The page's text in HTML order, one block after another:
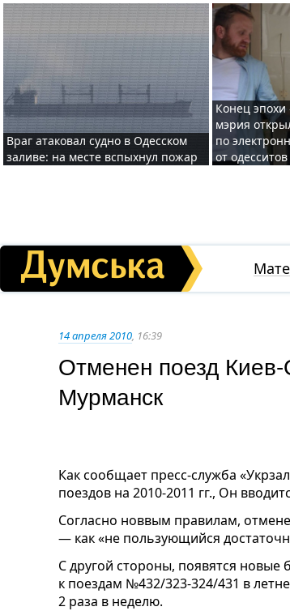
Враг атаковал судно в Одесском
заливе: на месте вспыхнул пожар
Конец эпохи
мэрия
по
от
14 апреля 2010, 16:39
Отменен поезд
Мурманск
Как сообщает пресс-служба
поездов на 2010-2011 гг., Он
Согласно новвым правилам,
— как «не пользующийся
С другой стороны, появятся
к поездам №432/323-324/431 в
2 раза в неделю.